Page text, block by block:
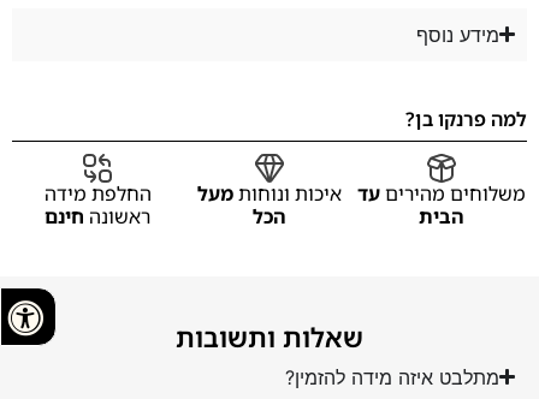
מידע נוסף
למה פרנקו בן?
משלוחים מהיריםעד
הבית
איכות ונוחותמעל
הכל
החלפת מידה
ראשונה חינם
שאלות ותשובות
מתלבט איזה מידה להזמין?